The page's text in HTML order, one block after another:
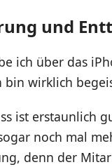
und
ich über das
bin wirklich
ist erstaunlich
noch mal
denn der